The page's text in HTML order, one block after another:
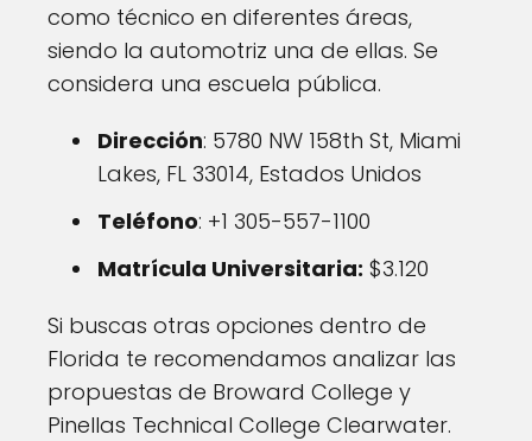
como técnico en diferentes áreas,
siendo la automotriz una de ellas. Se
considera una escuela pública.
Dirección: 5780 NW 158th St, Miami
Lakes, FL 33014, Estados Unidos
Teléfono: +1 305-557-1100
Matrícula Universitaria: $3.120
Si buscas otras opciones dentro de
Florida te recomendamos analizar las
propuestas de Broward College y
Pinellas Technical College Clearwater.